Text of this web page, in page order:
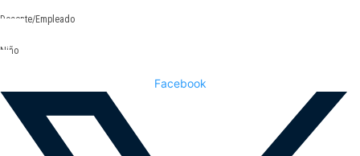
Docente/Empleado
Niño
Facebook